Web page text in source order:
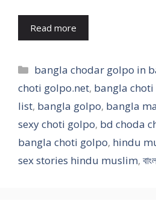
Read more
Categories
bangla chodar golpo in
choti golpo.net, bangla choti
list, bangla golpo, bangla
sexy choti golpo, bd choda
bangla choti golpo, hindu
sex stories hindu muslim,